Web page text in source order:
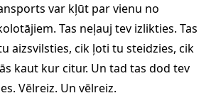
var kļūt par vienu no
Tas neļauj tev izlikties. Tas
aizsvilsties, cik ļoti tu steidzies, cik
kaut kur citur. Un tad tas dod tev
Vēlreiz. Un vēlreiz.